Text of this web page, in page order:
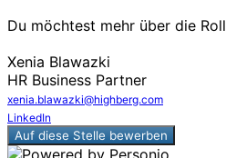
Du möchtest mehr über die
Xenia Blawazki
HR Business Partner
xenia.blawazki@highberg.com
LinkedIn
Auf diese Stelle bewerben